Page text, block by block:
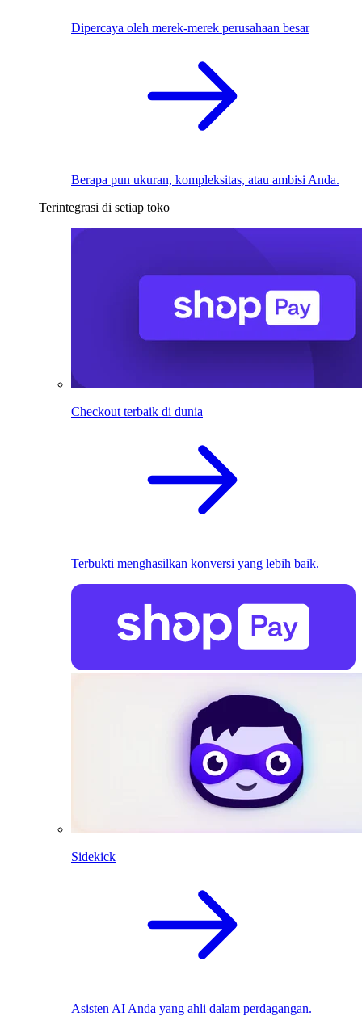
Dipercaya oleh merek-merek perusahaan besar
Berapa pun ukuran, kompleksitas, atau ambisi Anda.
Terintegrasi di setiap toko
Checkout terbaik di dunia
Terbukti menghasilkan konversi yang lebih baik.
Sidekick
Asisten AI Anda yang ahli dalam perdagangan.